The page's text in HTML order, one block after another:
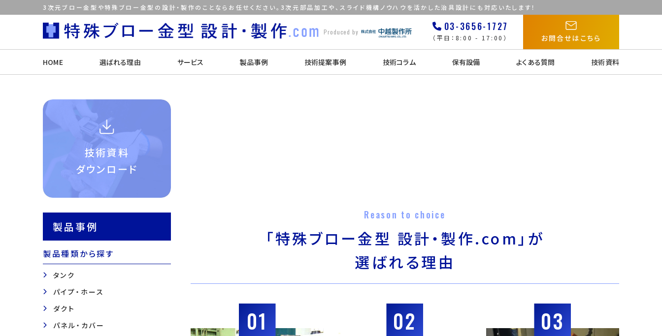
3次元ブロー金型や特殊ブロー金型の設計・製作のことならお任せください。3次元部品加工や、スライド機構ノウハウを活かした治具設計にも対応いたします！
Produced by 03-3656-1727
（平日：8:00 - 17:00） お問合せはこちら
HOME 選ばれる理由 サービス 製品事例 技術提案事例 技術コラム 保有設備 よくある質問 技術資料
技術資料
ダウンロード
製品事例
製品種類から探す
タンク
パイプ・ホース
ダクト
パネル・カバー
Reason to choice
「特殊ブロー金型 設計・製作.com」が
選ばれる理由
01 02 03